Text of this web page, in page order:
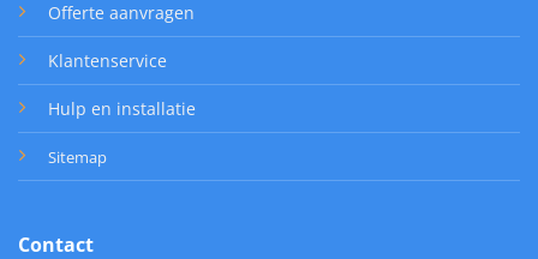
Offerte aanvragen
Klantenservice
Hulp en installatie
Sitemap
Contact